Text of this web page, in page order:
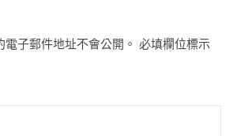
子郵件地址不會公開。 必填欄位標示